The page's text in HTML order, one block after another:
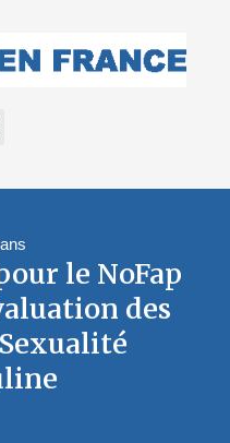
le NoFap
des